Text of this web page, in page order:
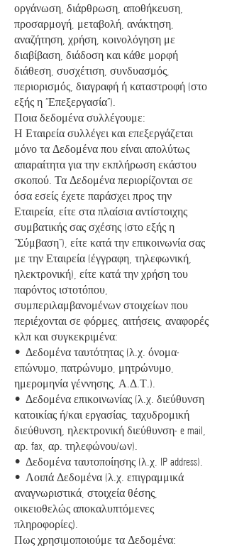
οργάνωση, διάρθρωση, αποθήκευση,
προσαρμογή, μεταβολή, ανάκτηση,
αναζήτηση, χρήση, κοινολόγηση με
διαβίβαση, διάδοση και κάθε μορφή
διάθεση, συσχέτιση, συνδυασμός,
περιορισμός, διαγραφή ή καταστροφή (στο
εξής η “Επεξεργασία”).
Ποια δεδομένα συλλέγουμε:
Η Εταιρεία συλλέγει και επεξεργάζεται
μόνο τα Δεδομένα που είναι απολύτως
απαραίτητα για την εκπλήρωση εκάστου
σκοπού. Τα Δεδομένα περιορίζονται σε
όσα εσείς έχετε παράσχει προς την
Εταιρεία, είτε στα πλαίσια αντίστοιχης
συμβατικής σας σχέσης (στο εξής η
“Σύμβαση”), είτε κατά την επικοινωνία σας
με την Εταιρεία (έγγραφη, τηλεφωνική,
ηλεκτρονική), είτε κατά την χρήση του
παρόντος ιστοτόπου,
συμπεριλαμβανομένων στοιχείων που
περιέχονται σε φόρμες, αιτήσεις, αναφορές
κλπ και συγκεκριμένα:
• Δεδομένα ταυτότητας (λ.χ. όνομα-
επώνυμο, πατρώνυμο, μητρώνυμο,
ημερομηνία γέννησης, Α.Δ.Τ.).
• Δεδομένα επικοινωνίας (λ.χ. διεύθυνση
κατοικίας ή/και εργασίας, ταχυδρομική
διεύθυνση, ηλεκτρονική διεύθυνση- e mail,
αρ. fax, αρ. τηλεφώνου/ων).
• Δεδομένα ταυτοποίησης (λ.χ. IP address).
• Λοιπά Δεδομένα (λ.χ. επιγραμμικά
αναγνωριστικά, στοιχεία θέσης,
οικειοθελώς αποκαλυπτόμενες
πληροφορίες).
Πως χρησιμοποιούμε τα Δεδομένα: